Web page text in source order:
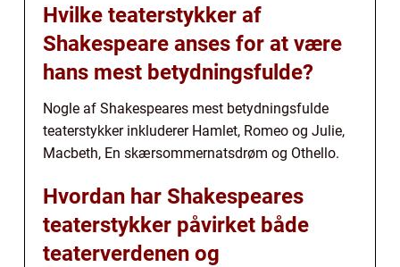
Hvilke teaterstykker af
Shakespeare anses for at være
hans mest betydningsfulde?
Nogle af Shakespeares mest betydningsfulde
teaterstykker inkluderer Hamlet, Romeo og Julie,
Macbeth, En skærsommernatsdrøm og Othello.
Hvordan har Shakespeares
teaterstykker påvirket både
teaterverdenen og